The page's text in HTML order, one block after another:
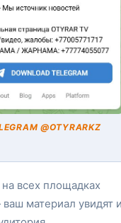
@OTYRARKZ
всех площадках
материал увидят